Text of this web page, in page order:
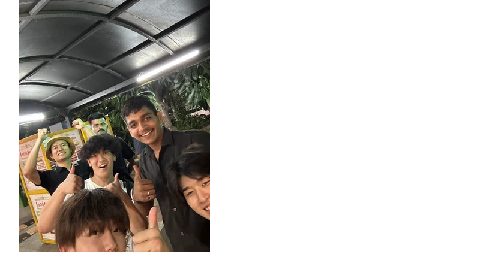
れる人々に平和と非暴力の精神を伝えて
いる場所です。階段を登って上まで行く
と周りを一望できてとても綺麗な場所で
す。ただ靴と靴下を脱いで入らないとい
けないのでそこだけ注意点です。行く際
にはタオルや除菌シートなど持っていく
といいかもしれません。 次に行ったのが
アジムカーンの墓という場所です。ここ
で自分は実際にツアーガイドとしてやえ
さんのサポートも借りながら行いまし
た。世界遺産のクトゥブ・ミナールも見
えるし、景色も綺麗でとてもいい場所で
す。しかし柵とかがなく少し危ない場所
となっているので気をつけてください。
ちょっと変わった将軍が眠っているとこ
ろなのでぜひ皆さんも行ってみてくださ
い。 次に行ったのはMadhi Masjid（ロデ